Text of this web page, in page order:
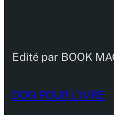
Edité par BOOK
DON POUR L’IVRE